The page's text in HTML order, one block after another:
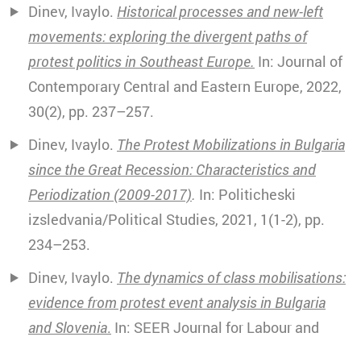
Dinev, Ivaylo. Historical processes and new-left
movements: exploring the divergent paths of
protest politics in Southeast Europe. In: Journal of
Contemporary Central and Eastern Europe, 2022,
30(2), pp. 237–257.
Dinev, Ivaylo. The Protest Mobilizations in Bulgaria
since the Great Recession: Characteristics and
Periodization (2009-2017). In: Politicheski
izsledvania/Political Studies, 2021, 1(1-2), pp.
234–253.
Dinev, Ivaylo. The dynamics of class mobilisations:
evidence from protest event analysis in Bulgaria
and Slovenia. In: SEER Journal for Labour and